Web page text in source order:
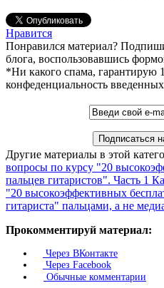
Нравится
Понравился материал?
блога, воспользовавшись
*Ни какого спама, гарантирую
конфеденциальность
Другие материалы в этой
вопросы по курсу "20
пальцев гитаристов". Часть 1
"20 высокоэффективных
гитариста" пальцами, а не
Прокомментируй материал:
Через ВКонтакте
Через Facebook
Обычные комментарии